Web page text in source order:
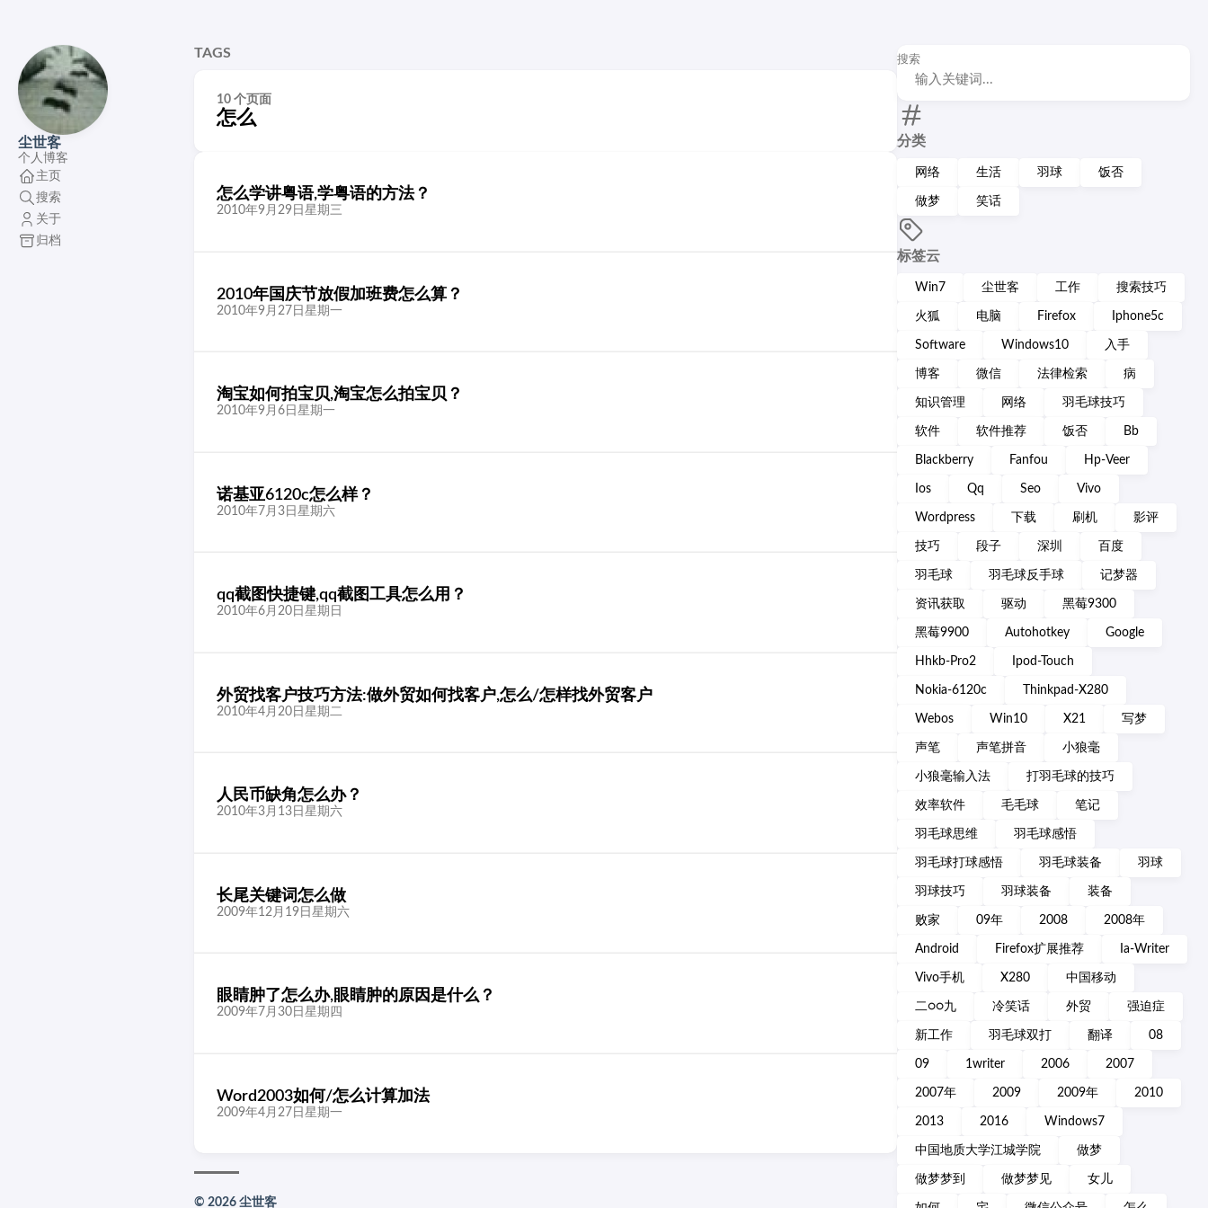
尘世客
个人博客
主页
搜索
关于
归档
搜索
分类
网络 生活 羽球 饭否
做梦 笑话
标签云
Win7 尘世客 工作 搜索技巧
火狐 电脑 Firefox Iphone5c
Software Windows10 入手
博客 微信 法律检索 病
知识管理 网络 羽毛球技巧
软件 软件推荐 饭否 Bb
Blackberry Fanfou Hp-Veer
Ios Qq Seo Vivo
Wordpress 下载 刷机 影评
技巧 段子 深圳 百度
羽毛球 羽毛球反手球 记梦器
资讯获取 驱动 黑莓9300
黑莓9900 Autohotkey Google
Hhkb-Pro2 Ipod-Touch
Nokia-6120c Thinkpad-X280
Webos Win10 X21 写梦
声笔 声笔拼音 小狼毫
小狼毫输入法 打羽毛球的技巧
效率软件 毛毛球 笔记
羽毛球思维 羽毛球感悟
羽毛球打球感悟 羽毛球装备 羽球
羽球技巧 羽球装备 装备
败家 09年 2008 2008年
Android Firefox扩展推荐 Ia-Writer
Vivo手机 X280 中国移动
二○○九 冷笑话 外贸 强迫症
新工作 羽毛球双打 翻译 08
09 1writer 2006 2007
2007年 2009 2009年 2010
2013 2016 Windows7
中国地质大学江城学院 做梦
做梦梦到 做梦梦见 女儿
TAGS
10 个页面
怎么
怎么学讲粤语,学粤语的方法？
2010年9月29日星期三
2010年国庆节放假加班费怎么算？
2010年9月27日星期一
淘宝如何拍宝贝,淘宝怎么拍宝贝？
2010年9月6日星期一
诺基亚6120c怎么样？
2010年7月3日星期六
qq截图快捷键,qq截图工具怎么用？
2010年6月20日星期日
外贸找客户技巧方法:做外贸如何找客户,怎么/怎样找外贸客户
2010年4月20日星期二
人民币缺角怎么办？
2010年3月13日星期六
长尾关键词怎么做
2009年12月19日星期六
眼睛肿了怎么办,眼睛肿的原因是什么？
2009年7月30日星期四
Word2003如何/怎么计算加法
2009年4月27日星期一
© 2026 尘世客